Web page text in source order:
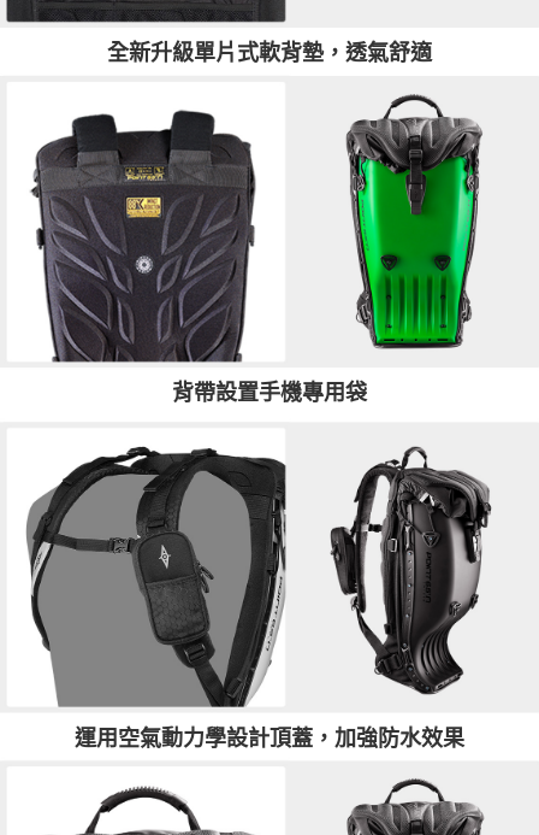
全新升級單片式軟背墊，透氣舒適
背帶設置手機專用袋
運用空氣動力學設計頂蓋，加強防水效果